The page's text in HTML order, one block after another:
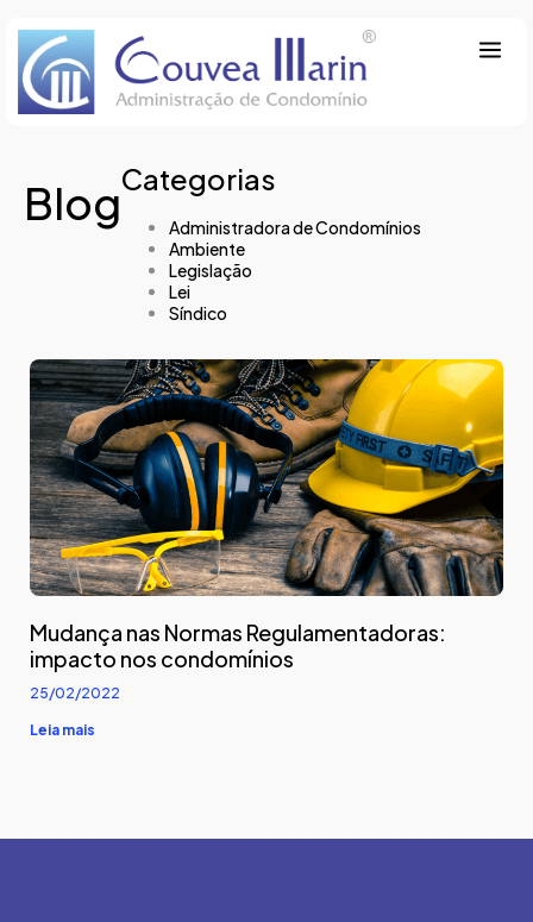
BlogCategorias
Administradora de Condomínios
Ambiente
Legislação
Lei
Síndico
Mudança nas Normas Regulamentadoras:
impacto nos condomínios
25/02/2022
Leia mais